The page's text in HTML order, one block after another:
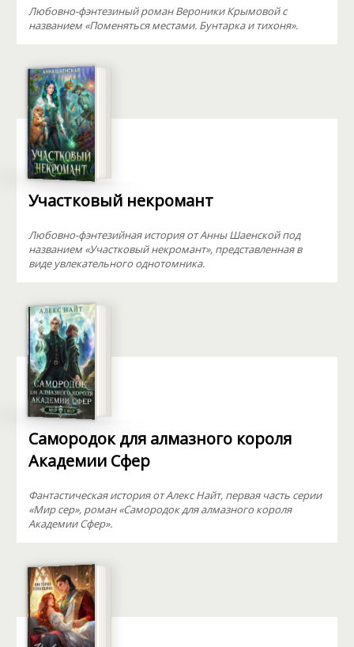
Любовно-фэнтезиный роман Вероники Крымовой с
названием «Поменяться местами. Бунтарка и тихоня».
Участковый некромант
Любовно-фэнтезийная история от Анны Шаенской под
названием «Участковый некромант», представленная в
виде увлекательного однотомника.
Самородок для алмазного короля
Академии Сфер
Фантастическая история от Алекс Найт, первая часть серии
«Мир сер», роман «Самородок для алмазного короля
Академии Сфер».